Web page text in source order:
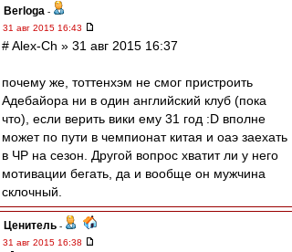
Berloga -
31 авг 2015 16:43
# Alex-Ch » 31 авг 2015 16:37
почему же, тоттенхэм не смог пристроить
Адебайора ни в один английский клуб (пока
что), если верить вики ему 31 год :D вполне
может по пути в чемпионат китая и оаэ заехать
в ЧР на сезон. Другой вопрос хватит ли у него
мотивации бегать, да и вообще он мужчина
склочный.
Ценитель -
31 авг 2015 16:38